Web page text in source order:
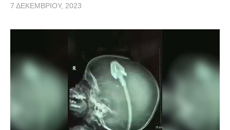
7 ΔΕΚΕΜΒΡΊΟΥ, 2023